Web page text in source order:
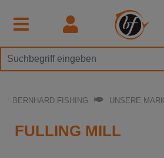
BERNHARD FISHING UNSERE
FULLING MILL